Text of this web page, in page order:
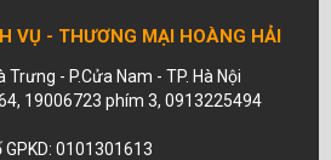
VỤ - THƯƠNG MẠI HOÀNG HẢI
Trưng - P.Cửa Nam - TP. Hà Nội
19006723 phím 3, 0913225494
0101301613